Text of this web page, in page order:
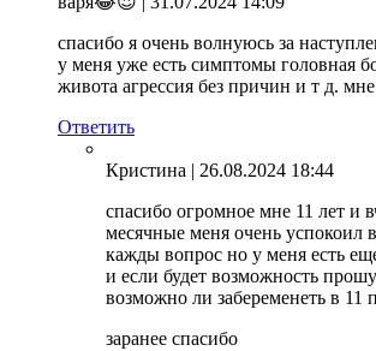
спасибо я очень волнуюсь за
у меня уже есть симптомы головная
живота агрессия без причин и т д.
Ответить
Кристина | 26.08.2024 18:44
спасибо огромное мне 11 лет и
месячные меня очень успокоил
кажды вопрос но у меня есть
и если будет возможность
возможно ли забеременеть в 11
заранее спасибо